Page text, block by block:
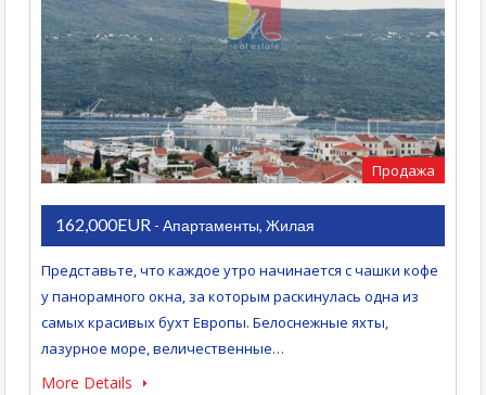
Продажа
162,000EUR - Апартаменты, Жилая
Представьте, что каждое утро начинается с чашки кофе
у панорамного окна, за которым раскинулась одна из
самых красивых бухт Европы. Белоснежные яхты,
лазурное море, величественные…
More Details